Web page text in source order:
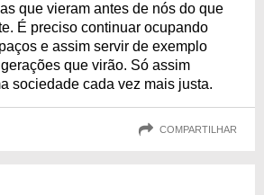
que vieram antes de nós do que
É preciso continuar ocupando
e assim servir de exemplo
que virão. Só assim
sociedade cada vez mais justa.
COMPARTILHAR